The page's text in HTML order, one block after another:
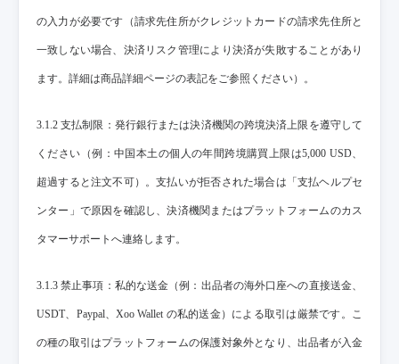
の入力が必要です（請求先住所がクレジットカードの請求先住所と
一致しない場合、決済リスク管理により決済が失敗することがあり
ます。詳細は商品詳細ページの表記をご参照ください）。
3.1.2 支払制限：発行銀行または決済機関の跨境決済上限を遵守して
ください（例：中国本土の個人の年間跨境購買上限は5,000 USD、
超過すると注文不可）。支払いが拒否された場合は「支払ヘルプセ
ンター」で原因を確認し、決済機関またはプラットフォームのカス
タマーサポートへ連絡します。
3.1.3 禁止事項：私的な送金（例：出品者の海外口座への直接送金、
USDT、Paypal、Xoo Wallet の私的送金）による取引は厳禁です。こ
の種の取引はプラットフォームの保護対象外となり、出品者が入金